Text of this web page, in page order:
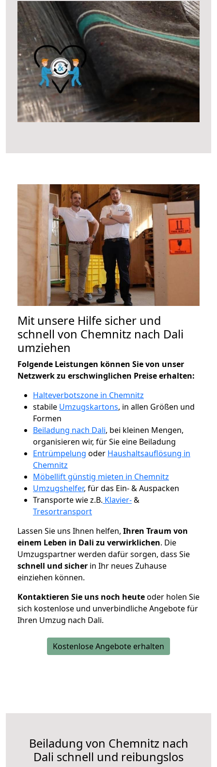
Mit unsere Hilfe sicher und
schnell von Chemnitz nach Dali
umziehen
Folgende Leistungen können Sie von unser
Netzwerk zu erschwinglichen Preise erhalten:
Halteverbotszone in Chemnitz
stabile Umzugskartons, in allen Größen und
Formen
Beiladung nach Dali, bei kleinen Mengen,
organisieren wir, für Sie eine Beiladung
Entrümpelung oder Haushaltsauflösung in
Chemnitz
Möbellift günstig mieten in Chemnitz
Umzugshelfer, für das Ein- & Auspacken
Transporte wie z.B. Klavier-&
Tresortransport
Lassen Sie uns Ihnen helfen, Ihren Traum von
einem Leben in Dali zu verwirklichen. Die
Umzugspartner werden dafür sorgen, dass Sie
schnell und sicher in Ihr neues Zuhause
einziehen können.
Kontaktieren Sie uns noch heuteoder holen Sie
sich kostenlose und unverbindliche Angebote für
Ihren Umzug nach Dali.
Kostenlose Angebote erhalten
Beiladung von Chemnitz nach
Dali schnell und reibungslos